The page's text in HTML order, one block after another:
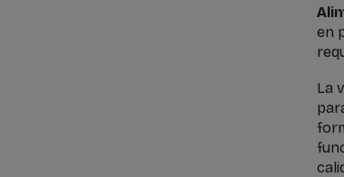
en
La